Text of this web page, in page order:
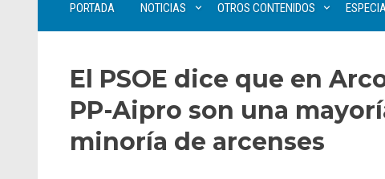
PORTADA NOTICIAS OTROS CONTENIDOS
El PSOE dice que en
PP-Aipro son una
minoría de arcenses